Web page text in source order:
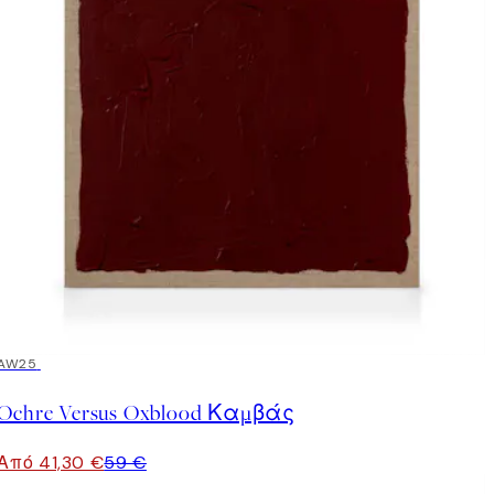
Versus Oxblood Καμβάς
41,30 €59 €